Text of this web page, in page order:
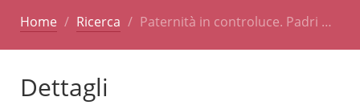
Home Ricerca Paternità in controluce. Padri …
Dettagli